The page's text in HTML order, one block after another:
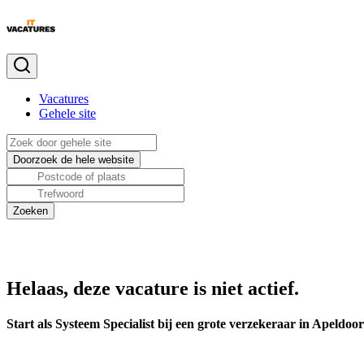
Vacatures
Gehele site
Helaas, deze vacature is niet actief.
Start als Systeem Specialist bij een grote verzekeraar in